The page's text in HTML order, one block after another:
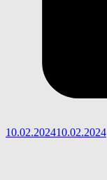
10.02.202410.02.2024